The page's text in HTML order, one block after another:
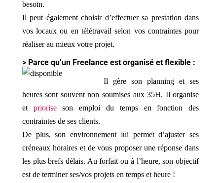
besoin.
Il peut également choisir d’effectuer sa prestation dans
vos locaux ou en télétravail selon vos contraintes pour
réaliser au mieux votre projet.
> Parce qu’un Freelance est organisé et flexible :
Il gère son planning et ses
heures sont souvent non soumises aux 35H. Il organise
et prioriseson emploi du temps en fonction des
contraintes de ses clients.
De plus, son environnement lui permet d’ajuster ses
créneaux horaires et de vous proposer une réponse dans
les plus brefs délais. Au forfait ou à l’heure, son objectif
est de terminer ses/vos projets en temps et heure !